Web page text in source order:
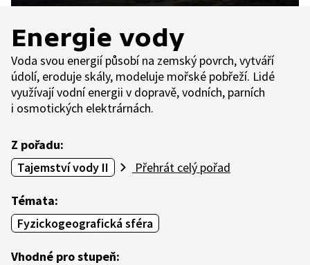
Energie vody
Voda svou energií působí na zemský povrch, vytváří
údolí, eroduje skály, modeluje mořské pobřeží. Lidé
využívají vodní energii v dopravě, vodních, parních
i osmotických elektrárnách.
Z pořadu:
Tajemství vody II
Přehrát celý pořad
Témata:
Fyzickogeografická sféra
Vhodné pro stupeň: